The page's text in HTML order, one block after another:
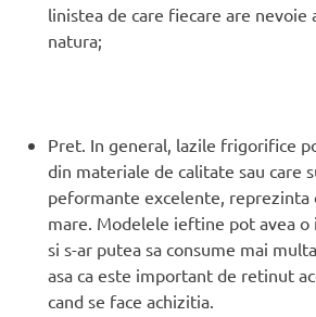
linistea de care fiecare are nevoie
natura;
Pret. In general, lazile frigorifice
din materiale de calitate sau care
peformante excelente, reprezinta
mare. Modelele ieftine pot avea o
si s-ar putea sa consume mai
asa ca este important de retinut
cand se face achizitia.